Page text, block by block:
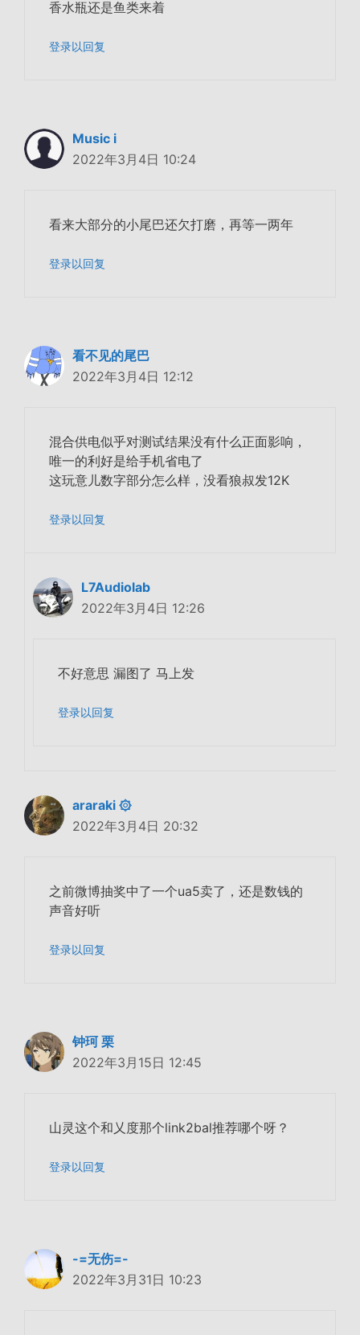
香水瓶还是鱼类来着
登录以回复
Music i
2022年3月4日 10:24
看来大部分的小尾巴还欠打磨，再等一两年
登录以回复
看不见的尾巴
2022年3月4日 12:12
混合供电似乎对测试结果没有什么正面影响，
唯一的利好是给手机省电了
这玩意儿数字部分怎么样，没看狼叔发12K
登录以回复
L7Audiolab
2022年3月4日 12:26
不好意思 漏图了 马上发
登录以回复
araraki ۞
2022年3月4日 20:32
之前微博抽奖中了一个ua5卖了，还是数钱的
声音好听
登录以回复
钟珂 栗
2022年3月15日 12:45
山灵这个和乂度那个link2bal推荐哪个呀？
登录以回复
-=无伤=-
2022年3月31日 10:23